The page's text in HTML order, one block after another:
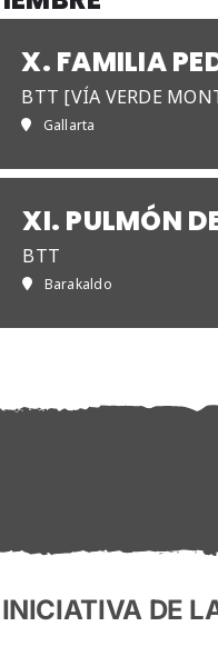
X. FAMILIA
BTT [VÍA VERDE
Gallarta
XI. PULMÓN
BTT
Barakaldo
DE